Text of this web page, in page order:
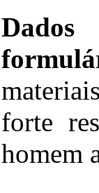
Dados
forte
homem